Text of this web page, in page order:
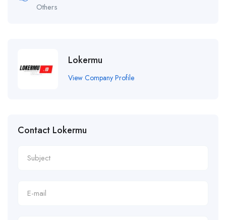
Others
Lokermu
View Company Profile
Contact Lokermu